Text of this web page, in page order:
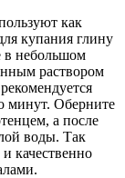
как
купания глину
в небольшом
раствором
минут. Оберните
а после
воды. Так
качественно